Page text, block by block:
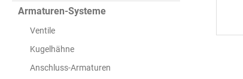
Armaturen-Systeme
Ventile
Kugelhähne
Anschluss-Armaturen